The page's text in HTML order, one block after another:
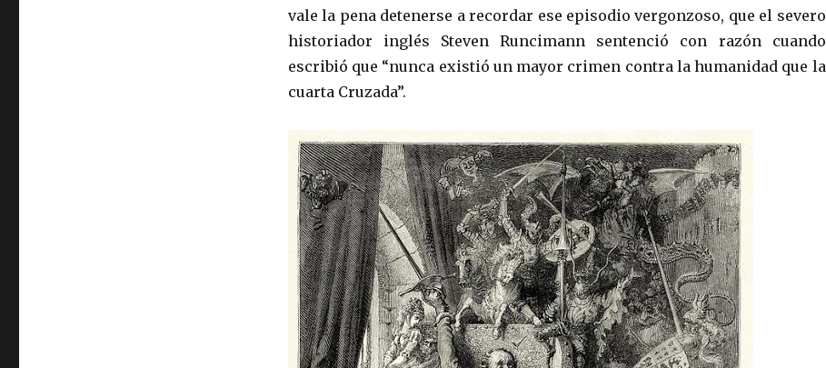
vale la pena detenerse a recordar ese episodio vergonzoso, que el severo
historiador inglés Steven Runcimann sentenció con razón cuando
escribió que “nunca existió un mayor crimen contra la humanidad que la
cuarta Cruzada”.